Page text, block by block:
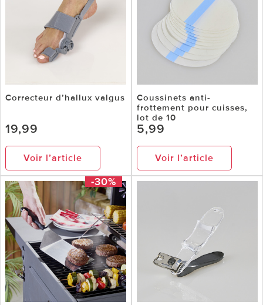
Correcteur d’hallux valgus
19,99
Voir l’article
Coussinets anti-
frottement pour cuisses,
lot de 10
5,99
Voir l’article
-30%